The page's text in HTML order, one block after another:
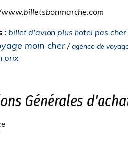
: billet d'avion plus hotel pas cher
moin cher /agence de
prix
Générales